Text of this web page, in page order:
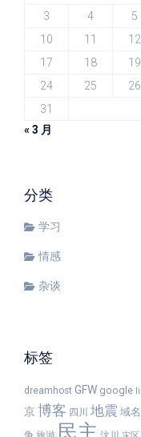
3
4 5
10
11 12
17
18 19
24
25 26
31
« 3 月
分类
学习
情感
杂谈
标签
dreamhost GFW google
京博客 四川 地震 域名
民主